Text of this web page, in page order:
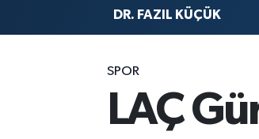
DR. FAZIL KÜÇÜK
SPOR
LAÇ